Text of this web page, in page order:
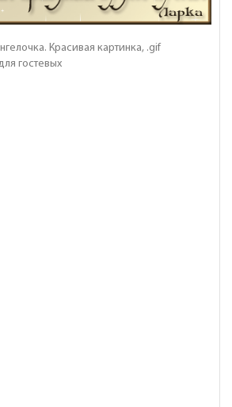
Красивая картинка, .gif
гостевых